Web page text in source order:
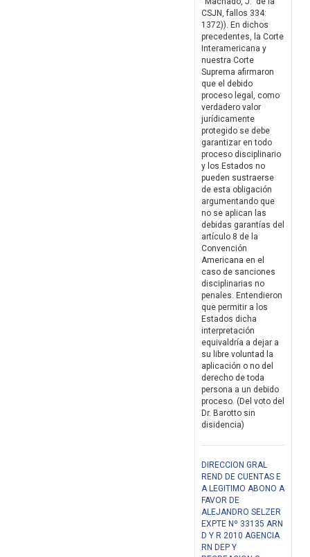
CSJN, fallos 334:
1372)). En dichos
precedentes, la Corte
Interamericana y
nuestra Corte
Suprema afirmaron
que el debido
proceso legal, como
verdadero valor
jurídicamente
protegido se debe
garantizar en todo
proceso disciplinario
y los Estados no
pueden sustraerse
de esta obligación
argumentando que
no se aplican las
debidas garantías del
artículo 8 de la
Convención
Americana en el
caso de sanciones
disciplinarias no
penales. Entendieron
que permitir a los
Estados dicha
interpretación
equivaldría a dejar a
su libre voluntad la
aplicación o no del
derecho de toda
persona a un debido
proceso. (Del voto del
Dr. Barotto sin
disidencia)
DIRECCION GRAL
REND DE CUENTAS E
A LEGITIMO ABONO A
FAVOR DE
ALEJANDRO SELZER
EXPTE Nº 33135 ARN
D Y R 2010 AGENCIA
RN DEP Y